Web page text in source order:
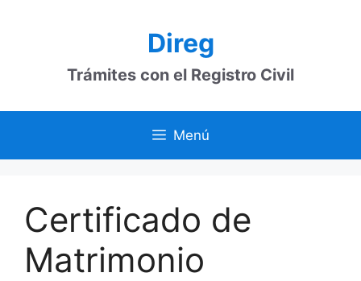
Direg
Trámites con el Registro Civil
Menú
Certificado de
Matrimonio